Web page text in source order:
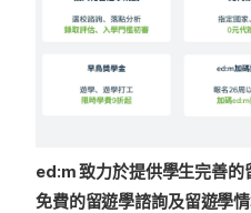
ed:m 致力於提供學生完善的
免費的留遊學諮詢及留遊學